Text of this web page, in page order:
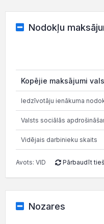
Nodokļu
Kopējie maksājumi
Iedzīvotāju ienākuma
Valsts sociālās
Vidējais darbinieku skaits
Avots: VID Pārbaudīt
Nozares